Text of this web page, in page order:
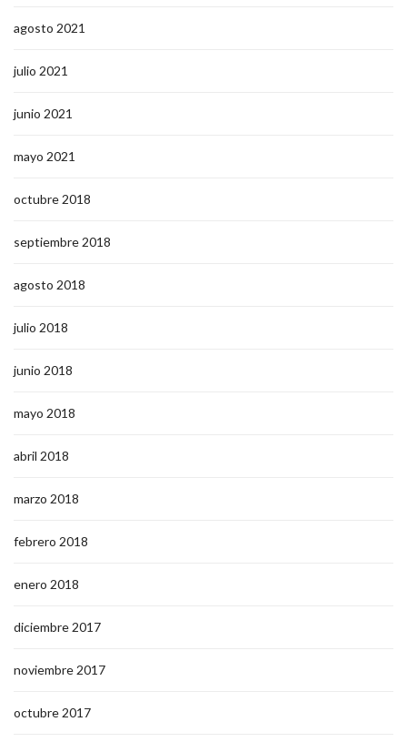
agosto 2021
julio 2021
junio 2021
mayo 2021
octubre 2018
septiembre 2018
agosto 2018
julio 2018
junio 2018
mayo 2018
abril 2018
marzo 2018
febrero 2018
enero 2018
diciembre 2017
noviembre 2017
octubre 2017